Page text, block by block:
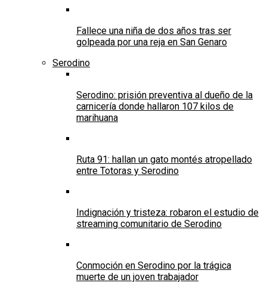
Fallece una niña de dos años tras ser
golpeada por una reja en San Genaro
Serodino
Serodino: prisión preventiva al dueño de la
carnicería donde hallaron 107 kilos de
marihuana
Ruta 91: hallan un gato montés atropellado
entre Totoras y Serodino
Indignación y tristeza: robaron el estudio de
streaming comunitario de Serodino
Conmoción en Serodino por la trágica
muerte de un joven trabajador